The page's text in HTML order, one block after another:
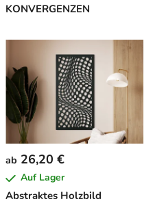
KONVERGENZEN
Abstraktes Holzbild
ab 26,20 €
Auf Lager